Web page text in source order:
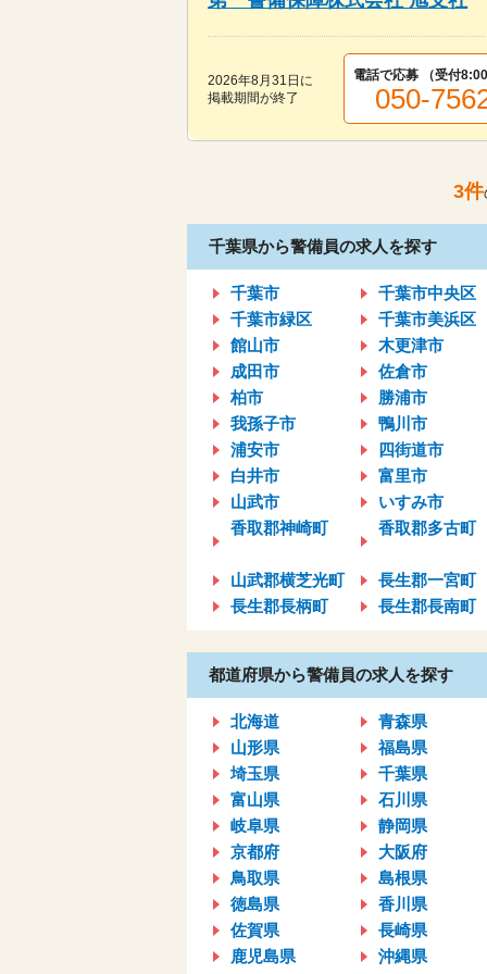
2026年8月31日 に
掲載期間が終了
電話で応募 （受付
050-
3件
千葉県から警備員の求人を探す
千葉市
千葉市中央区
千葉市緑区
千葉市美浜区
館山市
木更津市
成田市
佐倉市
柏市
勝浦市
我孫子市
鴨川市
浦安市
四街道市
白井市
富里市
山武市
いすみ市
香取郡神崎町
香取郡多古町
山武郡横芝光町
長生郡一宮町
長生郡長柄町
長生郡長南町
都道府県から警備員の求人を探す
北海道
青森県
山形県
福島県
埼玉県
千葉県
富山県
石川県
岐阜県
静岡県
京都府
大阪府
鳥取県
島根県
徳島県
香川県
佐賀県
長崎県
鹿児島県
沖縄県